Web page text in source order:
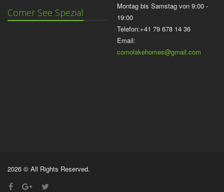
Comer See Spezial
Montag bis Samstag von 9:00 -
19:00
Telefon:+41 79 678 14 36
Email:
comolakehomes@gmail.com
2026 © All Rights Reserved.